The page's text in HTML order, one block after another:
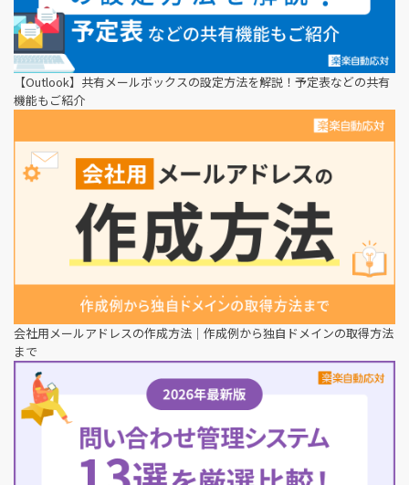
【Outlook】共有メールボックスの設定方法を解説！予定表などの共有
機能もご紹介
会社用メールアドレスの作成方法｜作成例から独自ドメインの取得方法
まで